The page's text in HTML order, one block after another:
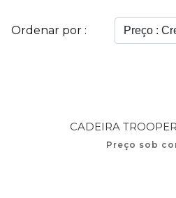
Ordenar por :
CADEIRA
Preço sob